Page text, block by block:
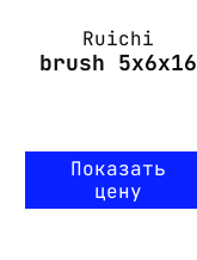
Ruichi
brush 5x6x16
Показать
цену